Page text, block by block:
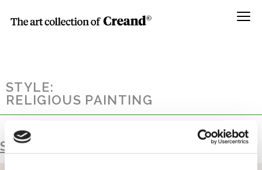
Menú
STYLE:
RELIGIOUS PAINTING
SAINT GEORGE CHAIN-MAIL